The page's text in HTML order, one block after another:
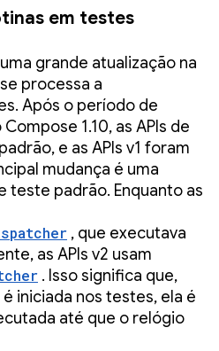
em testes
grande atualização na
processa a
Após o período de
1.10, as APIs de
e as APIs v1 foram
mudança é uma
teste padrão. Enquanto as
, que executava
as APIs v2 usam
. Isso significa que,
iniciada nos testes, ela é
até que o relógio